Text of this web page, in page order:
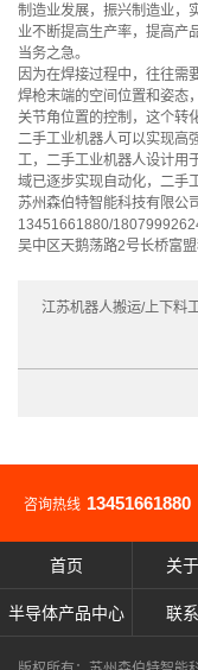
制造业发展，振兴制造业，
业不断提高生产率，提高产
当务之急。
因为在焊接过程中，往往需
焊枪末端的空间位置和姿态
关节角位置的控制，这个转
二手工业机器人可以实现高
工，二手工业机器人设计用
域已逐步实现自动化，二手
苏州森伯特智能科技有限公
13451661880/
吴中区天鹅荡路2号长桥富
江苏机器人搬运/上下料
咨询热线 13451661880
首页 关
半导体产品中心 联